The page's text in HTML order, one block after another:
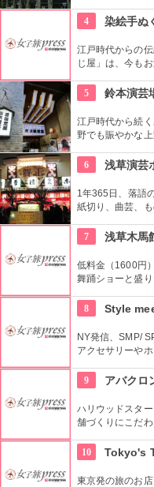
においてインタ
とメンズ館があ
4 染絵手ぬ
江戸時代からの
じ屋」は、今も
地の小物も各種
5 鈴本演芸
江戸時代から続
野でも賑やかな
ず入ってみては
6 浅草演芸
1年365日、落語
紙切り、曲芸、
由席。
7 浅草木馬
低料金（1600円
舞踊ショーと盛
りが飛ぶ。
8 Style
NY発信、SMP/
アクセサリーや
デザインはデザ
されたものとなっ
9 アバクロ
ハリウッドスタ
舗づくりにこだ
壁面を描き刺激
る。
10 Tokyo's
東京発の旅のお